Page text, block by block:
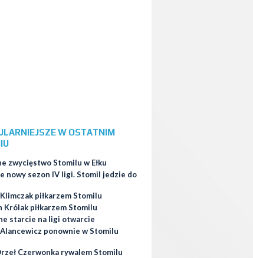
W OSTATNIM
zwycięstwo Stomilu w Ełku
nowy sezon IV ligi. Stomil jedzie do
piłkarzem Stomilu
Królak piłkarzem Stomilu
starcie na ligi otwarcie
Alancewicz ponownie w Stomilu
Czerwonka rywalem Stomilu